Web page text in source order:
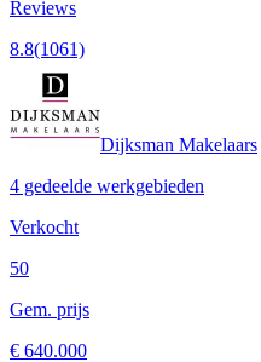
Reviews
8.8(1061)
Dijksman Makelaars
4 gedeelde werkgebieden
Verkocht
50
Gem. prijs
€ 640.000